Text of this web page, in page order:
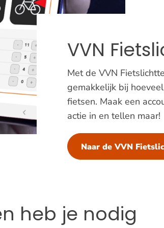
VVN
Met de VVN
gemakkelijk bij
fietsen. Maak een
actie in en tellen maar!
Naar de VVN
heb je nodig